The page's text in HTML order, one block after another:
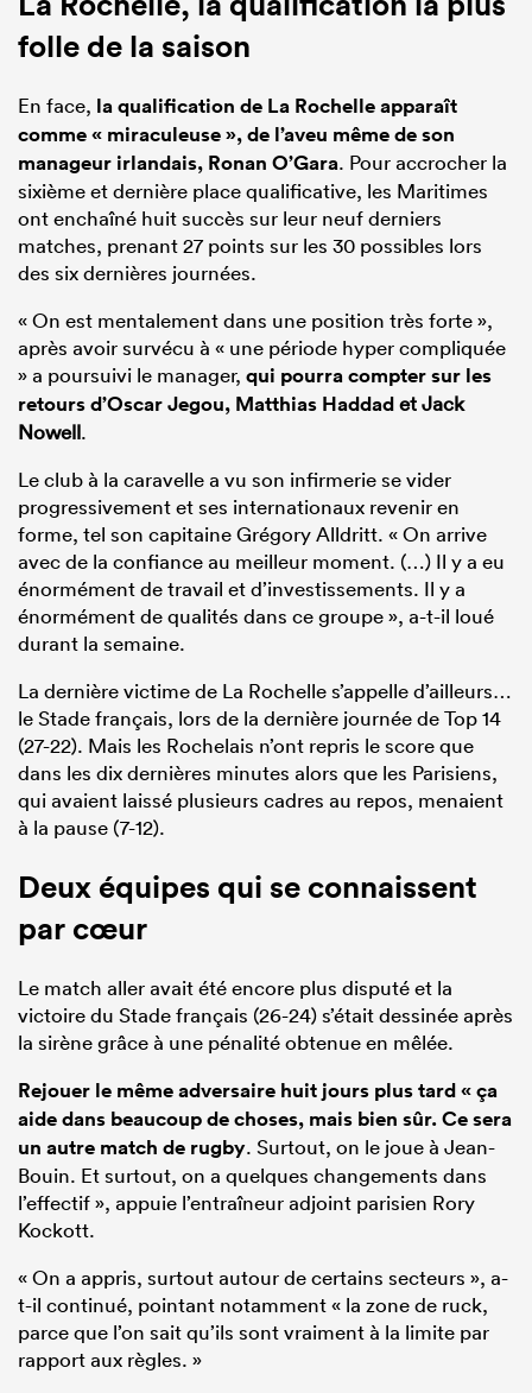
folle de la saison
En face, la qualification de La Rochelle apparaît
comme « miraculeuse », de l’aveu même de son
manageur irlandais, Ronan O’Gara. Pour accrocher la
sixième et dernière place qualificative, les Maritimes
ont enchaîné huit succès sur leur neuf derniers
matches, prenant 27 points sur les 30 possibles lors
des six dernières journées.
« On est mentalement dans une position très forte »,
après avoir survécu à « une période hyper compliquée
» a poursuivi le manager, qui pourra compter sur les
retours d’Oscar Jegou, Matthias Haddadet Jack
Nowell.
Le club à la caravelle a vu son infirmerie se vider
progressivement et ses internationaux revenir en
forme, tel son capitaine Grégory Alldritt. « On arrive
avec de la confiance au meilleur moment. (…) Il y a eu
énormément de travail et d’investissements. Il y a
énormément de qualités dans ce groupe », a-t-il loué
durant la semaine.
La dernière victime de La Rochelle s’appelle d’ailleurs…
le Stade français, lors de la dernière journée de Top 14
(27-22). Mais les Rochelais n’ont repris le score que
dans les dix dernières minutes alors que les Parisiens,
qui avaient laissé plusieurs cadres au repos, menaient
à la pause (7-12).
Deux équipes qui se connaissent
par cœur
Le match aller avait été encore plus disputé et la
victoire du Stade français (26-24) s’était dessinée après
la sirène grâce à une pénalité obtenue en mêlée.
Rejouer le même adversaire huit jours plus tard « ça
aide dans beaucoup de choses, mais bien sûr. Ce sera
un autre match de rugby. Surtout, on le joue à Jean-
Bouin. Et surtout, on a quelques changements dans
l’effectif », appuie l’entraîneur adjoint parisien Rory
Kockott.
« On a appris, surtout autour de certains secteurs », a-
t-il continué, pointant notamment « la zone de ruck,
parce que l’on sait qu’ils sont vraiment à la limite par
rapport aux règles. »